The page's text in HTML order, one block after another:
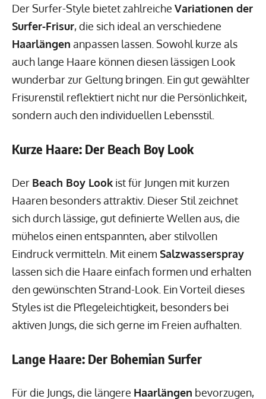
Der Surfer-Style bietet zahlreiche Variationen der
Surfer-Frisur, die sich ideal an verschiedene
Haarlängen anpassen lassen. Sowohl kurze als
auch lange Haare können diesen lässigen Look
wunderbar zur Geltung bringen. Ein gut gewählter
Frisurenstil reflektiert nicht nur die Persönlichkeit,
sondern auch den individuellen Lebensstil.
Kurze Haare: Der Beach Boy Look
Der Beach Boy Look ist für Jungen mit kurzen
Haaren besonders attraktiv. Dieser Stil zeichnet
sich durch lässige, gut definierte Wellen aus, die
mühelos einen entspannten, aber stilvollen
Eindruck vermitteln. Mit einem Salzwasserspray
lassen sich die Haare einfach formen und erhalten
den gewünschten Strand-Look. Ein Vorteil dieses
Styles ist die Pflegeleichtigkeit, besonders bei
aktiven Jungs, die sich gerne im Freien aufhalten.
Lange Haare: Der Bohemian Surfer
Für die Jungs, die längere Haarlängen bevorzugen,